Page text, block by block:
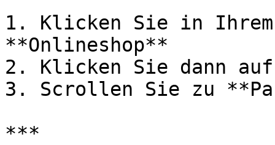
1. Klicken Sie in Ihrem
**Onlineshop**
2. Klicken Sie dann
3. Scrollen Sie zu
***